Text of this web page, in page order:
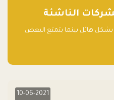
الناشئة
بشكل هائل بينما يتمتع البعض
10-06-2021